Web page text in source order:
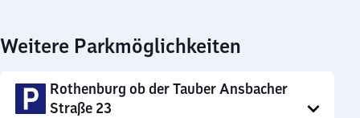
Weitere Parkmöglichkeiten
Rothenburg ob der Tauber Ansbacher
Straße 23